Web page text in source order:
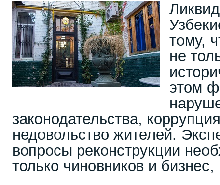
тому,
не
этом
законодательства,
недовольство жителей.
вопросы реконструкции
только чиновников и